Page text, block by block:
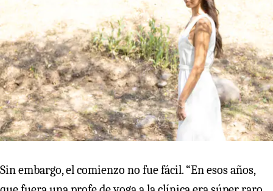
Sin embargo, el comienzo no fue fácil. “En esos años,